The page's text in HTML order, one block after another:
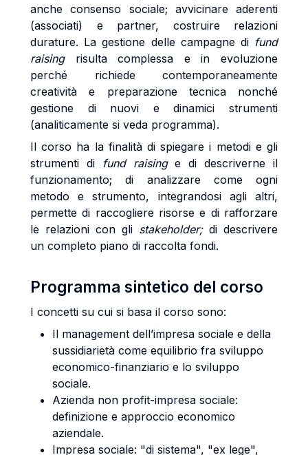
anche consenso sociale; avvicinare aderenti
(associati) e partner, costruire relazioni
durature. La gestione delle campagne di fund
raisingrisulta complessa e in evoluzione
perché richiede contemporaneamente
creatività e preparazione tecnica nonché
gestione di nuovi e dinamici strumenti
(analiticamente si veda programma).
Il corso ha la finalità di spiegare i metodi e gli
strumenti di
fund raisinge di descriverne il
funzionamento; di analizzare come ogni
metodo e strumento, integrandosi agli altri,
permette di raccogliere risorse e di rafforzare
le relazioni con gli stakeholder;di descrivere
un completo piano di raccolta fondi.
Programma sintetico del corso
I concetti su cui si basa il corso sono:
Il management dell’impresa sociale e della
sussidiarietà come equilibrio fra sviluppo
economico-finanziario e lo sviluppo
sociale.
Azienda non profit-impresa sociale:
definizione e approccio economico
aziendale.
Impresa sociale: "di sistema", "ex lege",